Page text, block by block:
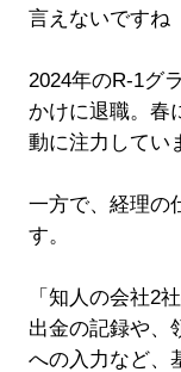
言えないですね
2024年のR-1グ
かけに退職。春
動に注力してい
一方で、経理の
す。
「知人の会社2
出金の記録や、
への入力など、